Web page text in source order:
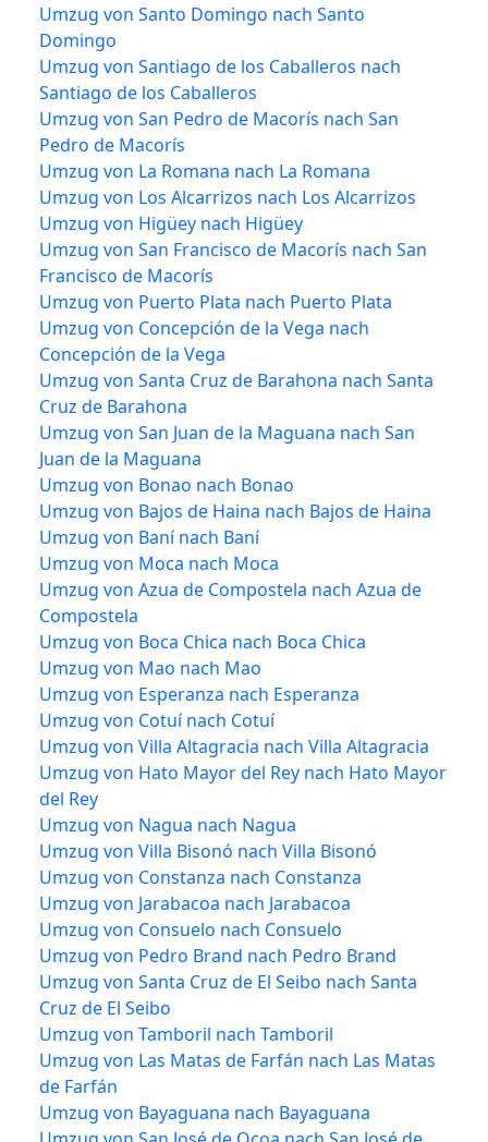
Umzug von Santo Domingo nach Santo
Domingo
Umzug von Santiago de los Caballeros nach
Santiago de los Caballeros
Umzug von San Pedro de Macorís nach San
Pedro de Macorís
Umzug von La Romana nach La Romana
Umzug von Los Alcarrizos nach Los Alcarrizos
Umzug von Higüey nach Higüey
Umzug von San Francisco de Macorís nach San
Francisco de Macorís
Umzug von Puerto Plata nach Puerto Plata
Umzug von Concepción de la Vega nach
Concepción de la Vega
Umzug von Santa Cruz de Barahona nach Santa
Cruz de Barahona
Umzug von San Juan de la Maguana nach San
Juan de la Maguana
Umzug von Bonao nach Bonao
Umzug von Bajos de Haina nach Bajos de Haina
Umzug von Baní nach Baní
Umzug von Moca nach Moca
Umzug von Azua de Compostela nach Azua de
Compostela
Umzug von Boca Chica nach Boca Chica
Umzug von Mao nach Mao
Umzug von Esperanza nach Esperanza
Umzug von Cotuí nach Cotuí
Umzug von Villa Altagracia nach Villa Altagracia
Umzug von Hato Mayor del Rey nach Hato Mayor
del Rey
Umzug von Nagua nach Nagua
Umzug von Villa Bisonó nach Villa Bisonó
Umzug von Constanza nach Constanza
Umzug von Jarabacoa nach Jarabacoa
Umzug von Consuelo nach Consuelo
Umzug von Pedro Brand nach Pedro Brand
Umzug von Santa Cruz de El Seibo nach Santa
Cruz de El Seibo
Umzug von Tamboril nach Tamboril
Umzug von Las Matas de Farfán nach Las Matas
de Farfán
Umzug von Bayaguana nach Bayaguana